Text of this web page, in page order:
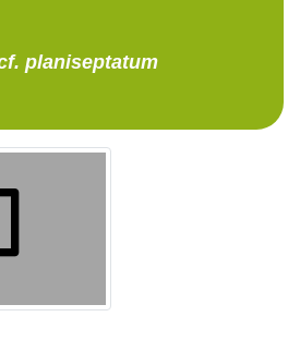
planiseptatum